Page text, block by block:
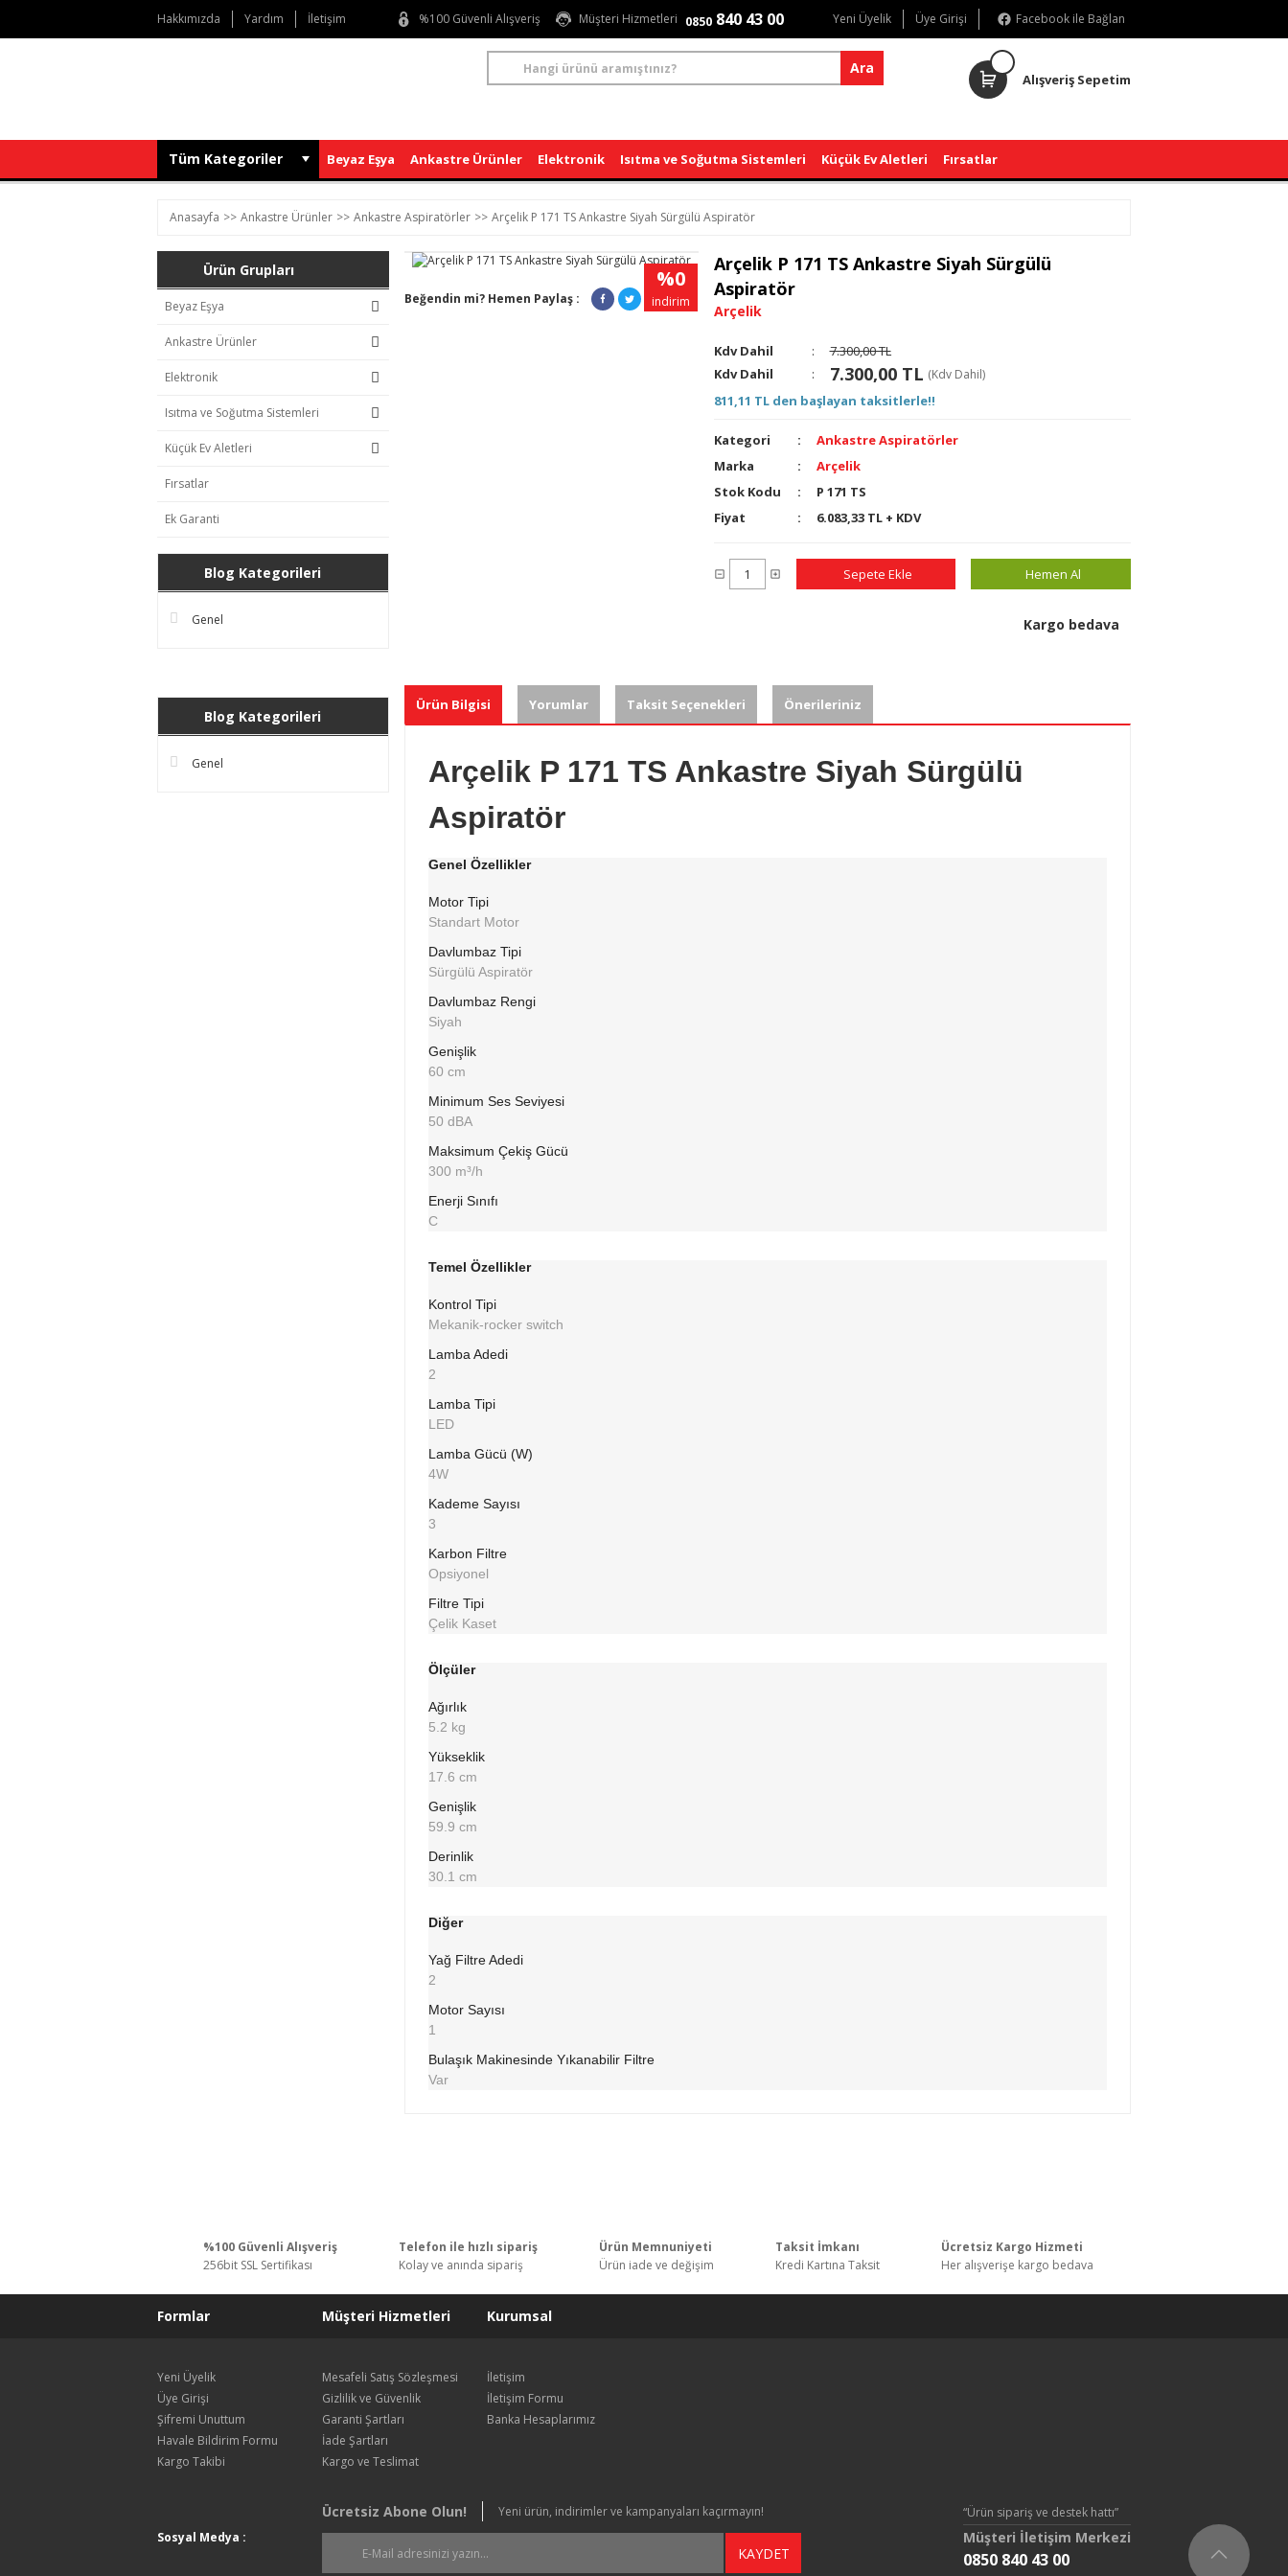
Hakkımızda Yardım İletişim %100 Güvenli Alışveriş Müşteri Hizmetleri 0850 840 43 00 Yeni Üyelik Üye Girişi Facebook ile Bağlan
Ara
Alışveriş Sepetim
Tüm Kategoriler Beyaz Eşya Ankastre Ürünler Elektronik Isıtma ve Soğutma Sistemleri Küçük Ev Aletleri Fırsatlar
Anasayfa Ankastre Ürünler Ankastre Aspiratörler Arçelik P 171 TS Ankastre Siyah Sürgülü Aspiratör
Ürün Grupları
Beyaz Eşya
Ankastre Ürünler
Elektronik
Isıtma ve Soğutma Sistemleri
Küçük Ev Aletleri
Fırsatlar
Ek Garanti
Blog Kategorileri
Genel
Blog Kategorileri
Genel
%0
indirim
Beğendin mi? Hemen Paylaş :
Arçelik P 171 TS Ankastre Siyah Sürgülü
Aspiratör
Arçelik
Kdv Dahil :
7.300,00 TL
Kdv Dahil
: 7.300,00 TL (Kdv Dahil)
811,11 TL den başlayan taksitlerle!!
Kategori
Ankastre Aspiratörler
Marka
Arçelik
Stok Kodu
P 171 TS
Fiyat
6.083,33 TL + KDV
Sepete Ekle Hemen Al
Kargo bedava
Ürün Bilgisi Yorumlar Taksit Seçenekleri Önerileriniz
Arçelik P 171 TS Ankastre Siyah Sürgülü
Aspiratör
Genel Özellikler
Motor Tipi
Standart Motor
Davlumbaz Tipi
Sürgülü Aspiratör
Davlumbaz Rengi
Siyah
Genişlik
60 cm
Minimum Ses Seviyesi
50 dBA
Maksimum Çekiş Gücü
300 m³/h
Enerji Sınıfı
C
Temel Özellikler
Kontrol Tipi
Mekanik-rocker switch
Lamba Adedi
2
Lamba Tipi
LED
Lamba Gücü (W)
4W
Kademe Sayısı
3
Karbon Filtre
Opsiyonel
Filtre Tipi
Çelik Kaset
Ölçüler
Ağırlık
5.2 kg
Yükseklik
17.6 cm
Genişlik
59.9 cm
Derinlik
30.1 cm
Diğer
Yağ Filtre Adedi
2
Motor Sayısı
1
Bulaşık Makinesinde Yıkanabilir Filtre
Var
Yorum Yaz
Ürün açıklamasında eksik bilgiler bulunuyor.
Ürün fiyatı diğer sitelerden daha pahalı.
%100 Güvenli Alışveriş
256bit SSL Sertifikası
Telefon ile hızlı sipariş
Kolay ve anında sipariş
Ürün Memnuniyeti
Ürün iade ve değişim
Taksit İmkanı
Kredi Kartına Taksit
Ücretsiz Kargo Hizmeti
Her alışverişe kargo bedava
Formlar
Yeni Üyelik
Üye Girişi
Şifremi Unuttum
Havale Bildirim Formu
Kargo Takibi
Müşteri Hizmetleri
Mesafeli Satış Sözleşmesi
Gizlilik ve Güvenlik
Garanti Şartları
İade Şartları
Kargo ve Teslimat
Kurumsal
İletişim
İletişim Formu
Banka Hesaplarımız
Sosyal Medya :
Ücretsiz Abone Olun! Yeni ürün, indirimler ve kampanyaları kaçırmayın!
KAYDET
“Ürün sipariş ve destek hattı”
Müşteri İletişim Merkezi
0850 840 43 00